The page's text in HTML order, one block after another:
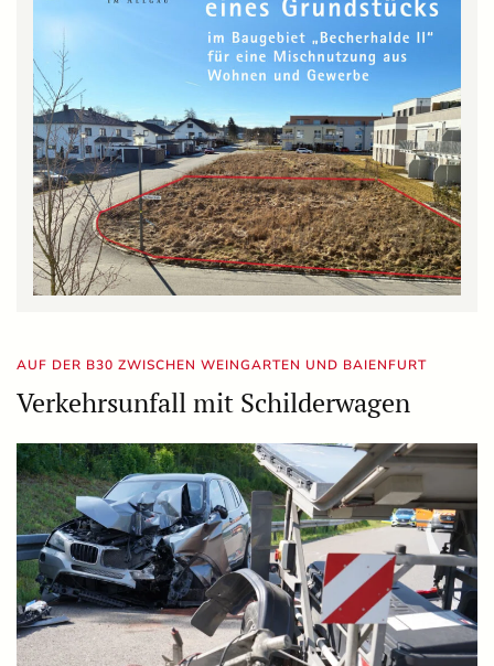
AUF DER B30 ZWISCHEN WEINGARTEN UND BAIENFURT
Verkehrsunfall mit Schilderwagen